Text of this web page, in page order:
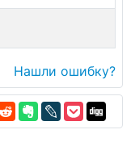
Нашли ошибку?